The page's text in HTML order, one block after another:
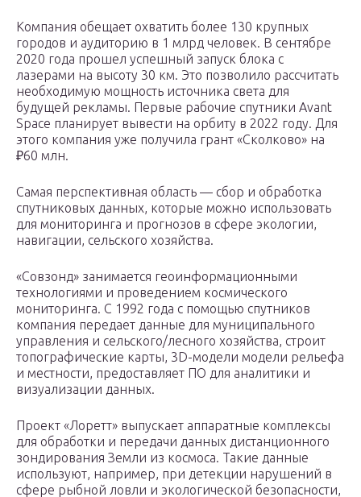
Компания обещает охватить более 130 крупных
городов и аудиторию в 1 млрд человек. В сентябре
2020 года прошел успешный запуск блока с
лазерами на высоту 30 км. Это позволило рассчитать
необходимую мощность источника света для
будущей рекламы. Первые рабочие спутники Avant
Space планирует вывести на орбиту в 2022 году. Для
этого компания уже получила грант «Сколково» на
₽60 млн.
Самая перспективная область — сбор и обработка
спутниковых данных, которые можно использовать
для мониторинга и прогнозов в сфере экологии,
навигации, сельского хозяйства.
«Совзонд» занимается геоинформационными
технологиями и проведением космического
мониторинга. С 1992 года с помощью спутников
компания передает данные для муниципального
управления и сельского/лесного хозяйства, строит
топографические карты, 3D-модели модели рельефа
и местности, предоставляет ПО для аналитики и
визуализации данных.
Проект «Лоретт» выпускает аппаратные комплексы
для обработки и передачи данных дистанционного
зондирования Земли из космоса. Такие данные
используют, например, при детекции нарушений в
сфере рыбной ловли и экологической безопасности,